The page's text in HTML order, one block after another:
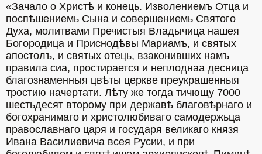
«Зачало о Христѣ и конець. Изволениемъ Отца и
поспѣшениемь Сына и совершениемь Святого
Духа, молитвами Пречистыя Владычица нашея
Богородица и Приснодѣвы Мариамъ, и святых
апостолъ, и святых отець, взаконивших намъ
правила сиа, простирается и неплоднаа десница
благознаменныя цвѣты церкве преукрашенныя
тростию начертати. Лѣту же тогда тичющу 7000
шестьдесят второму при державѣ благовѣрнаго и
богохранимаго и христолюбиваго самодержьца
православнаго царя и государя великаго князя
Ивана Василиевича всея Русии, и при